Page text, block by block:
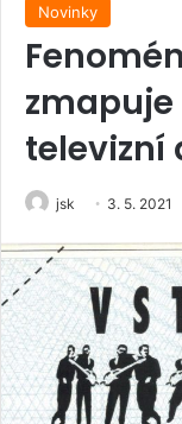
Novinky
televizní
jsk 3. 5. 2021